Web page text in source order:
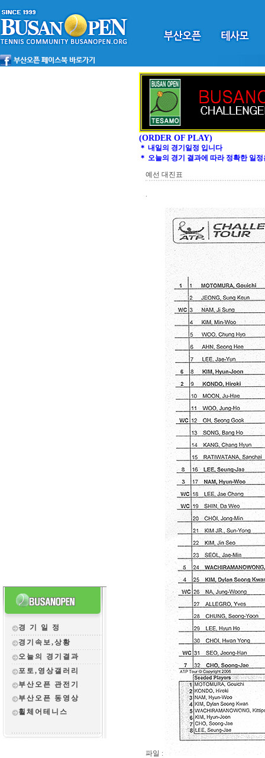
경 기 일 정
경기속보,상황
오늘의 경기결과
포토,영상갤러리
부산오픈 관전 기
부산오픈 동영상
휠체어테니스
(ORDER OF PLAY)
＊ 내일의 경기일정 입니다
＊ 오늘의 경기 결과에 따라 정확한 일
예선 대진표
.
파일 :